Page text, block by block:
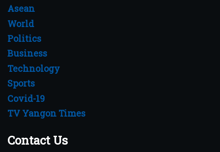
Asean
World
Politics
Business
Technology
Sports
Covid-19
TV Yangon Times
Contact Us